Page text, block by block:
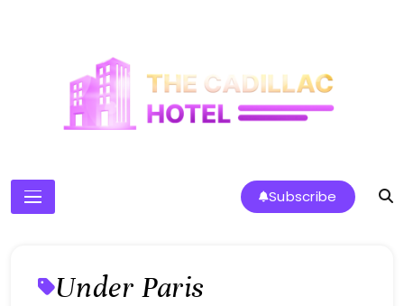
The Cadillac Hotel
Subscribe
Under Paris